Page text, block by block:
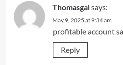
Thomasgalsays:
May 9, 2025 at 9:34 am
profitable account
Reply